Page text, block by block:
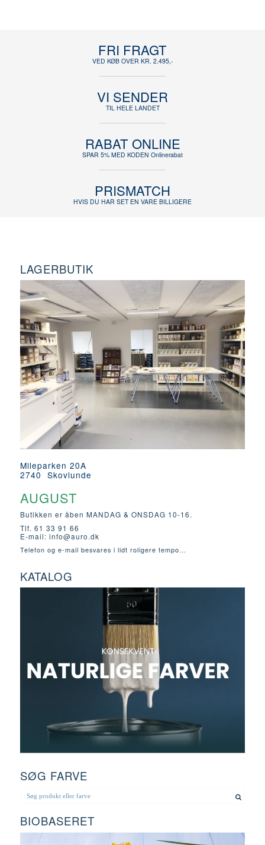
FRI FRAGT
VED KØB OVER KR. 2.495,-
VI SENDER
TIL HELE LANDET
RABAT ONLINE
SPAR 5% MED KODEN Onlinerabat
PRISMATCH
HVIS DU HAR SET EN VARE BILLIGERE
LAGERBUTIK
Mileparken 20A
2740 Skovlunde
AUGUST
Butikken er åben MANDAG & ONSDAG 10-16.
Tlf. 61 33 91 66
E-mail: info@auro.dk
Telefon og e-mail besvares i lidt roligere tempo...
KATALOG
SØG FARVE
BIOBASERET